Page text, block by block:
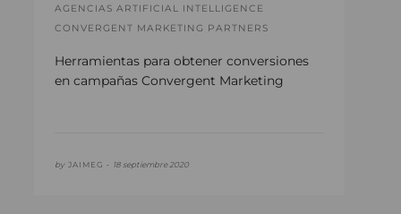
AGENCIAS ARTIFICIAL INTELLIGENCE
CONVERGENT MARKETING PARTNERS
Herramientas para obtener conversiones
en campañas Convergent Marketing
by JAIMEG • 18 septiembre 2020